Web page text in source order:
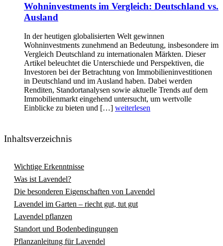
Wohninvestments im Vergleich: Deutschland vs.
Ausland
In der heutigen globalisierten Welt gewinnen
Wohninvestments zunehmend an Bedeutung, insbesondere im
Vergleich Deutschland zu internationalen Märkten. Dieser
Artikel beleuchtet die Unterschiede und Perspektiven, die
Investoren bei der Betrachtung von Immobilieninvestitionen
in Deutschland und im Ausland haben. Dabei werden
Renditen, Standortanalysen sowie aktuelle Trends auf dem
Immobilienmarkt eingehend untersucht, um wertvolle
Einblicke zu bieten und […] weiterlesen
Inhaltsverzeichnis
Wichtige Erkenntnisse
Was ist Lavendel?
Die besonderen Eigenschaften von Lavendel
Lavendel im Garten – riecht gut, tut gut
Lavendel pflanzen
Standort und Bodenbedingungen
Pflanzanleitung für Lavendel